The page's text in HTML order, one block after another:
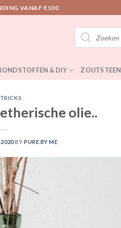
VANAF €100
Producten
zoeken
& DIY ZOUTSTEEN
olie..
2020BY PURE BY ME